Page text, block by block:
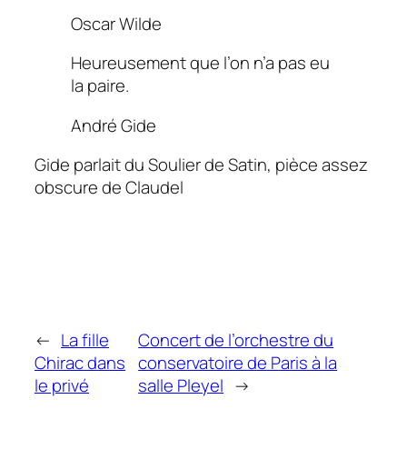
Oscar Wilde
Heureusement que l’on n’a pas eu
la paire.
André Gide
Gide parlait duSoulier de Satin, pièce assez
obscure de Claudel
← La fille
Chirac dans
le privé
Concert de l’orchestre du
conservatoire de Paris à la
salle Pleyel →